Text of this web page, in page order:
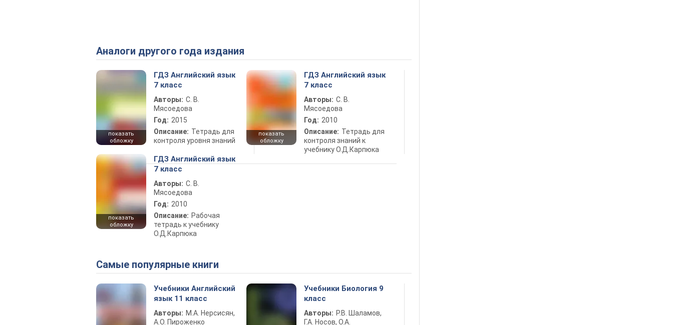
Аналоги другого года издания
показать
обложку
ГДЗ Английский язык
7 класс
Авторы: С. В.
Мясоедова
Год: 2015
Описание: Тетрадь для
контроля уровня знаний
показать
обложку
ГДЗ Английский язык
7 класс
Авторы: С. В.
Мясоедова
Год: 2010
Описание: Тетрадь для
контроля знаний к
учебнику О.Д.Карпюка
показать
обложку
ГДЗ Английский язык
7 класс
Авторы: С. В.
Мясоедова
Год: 2010
Описание: Рабочая
тетрадь к учебнику
О.Д.Карпюка
Самые популярные книги
Учебники Английский
язык 11 класс
Авторы: М.А. Нерсисян,
А.О. Пироженко
Учебники Биология 9
класс
Авторы: Р.В. Шаламов,
Г.А. Носов, О.А.